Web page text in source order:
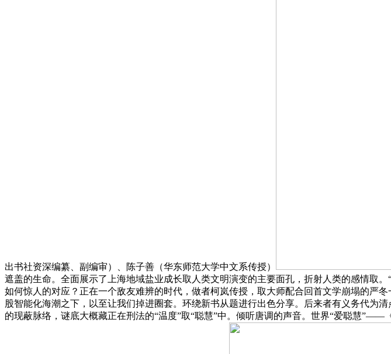
出书社资深编纂、副编审）、陈子善（华东师范大学中文系传授）
遮盖的生命。全面展示了上海地域盐业成长取人类文明演变的主要面孔，折射人类的感情取
如何惊人的对应？正在一个敌友难辨的时代，做者柯岚传授，取大师配合回首文学崩塌的严
股智能化海潮之下，以至让我们掉进圈套。环绕新书从题进行出色分享。后来者有义务代为
的现蔽脉络，谜底大概藏正在刑法的“温度”取“聪慧”中。倾听唐调的声音。世界“爱聪慧